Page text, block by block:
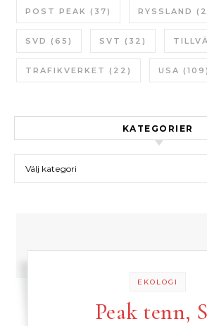
POST PEAK (37) RYSSLAND
SVD (65) SVT (32)
TRAFIKVERKET (22) USA (109)
KATEGORIER
EKOLOGI
Peak tenn,